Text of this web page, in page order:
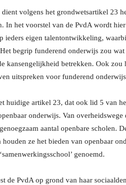
volgens het grondwetsartikel 23
In het voorstel van de PvdA wordt
ieders eigen talentontwikkeling,
begrip funderend onderwijs zou
kansengelijkheid betrekken. Ook
uitspreken voor funderend
huidige artikel 23, dat ook lid 5 van
onderwijs. Van
aantal openbare scholen.
houden ze het bieden van openbaar
genoemd.
de PvdA op grond van haar